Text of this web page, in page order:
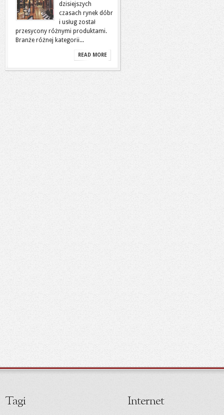
dzisiejszych
czasach rynek dóbr
i usług został
przesycony różnymi produktami.
Branże różnej kategorii...
READ MORE
Tagi Internet